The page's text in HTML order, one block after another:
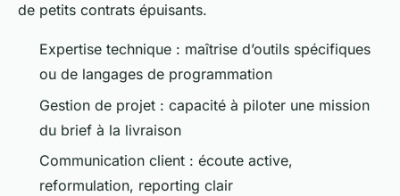
de petits contrats épuisants.
Expertise technique : maîtrise d’outils spécifiques
ou de langages de programmation
Gestion de projet : capacité à piloter une mission
du brief à la livraison
Communication client : écoute active,
reformulation, reporting clair